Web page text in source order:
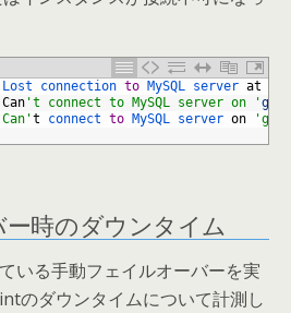
Lost connection to MySQL server at
Can 't connect to MySQL server on '
t connect to MySQL server on
時のダウンタイム
いる手動フェイルオーバーを実
のダウンタイムについて計測し